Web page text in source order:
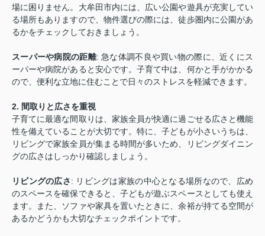
場に困りません。大牟田市内には、広い公園や遊具が充実してい
る場所もありますので、物件選びの際には、徒歩圏内に公園があ
るかをチェックしておきましょう。
スーパーや病院の距離: 急な体調不良や買い物の際に、近くにス
ーパーや病院があると安心です。子育て中は、何かと手がかかる
ので、便利な立地に住むことで日々のストレスを軽減できます。
2. 間取りと広さを重視
子育てに最適な間取りは、家族全員が快適に過ごせる広さと機能
性を備えていることが大切です。特に、子どもが小さいうちは、
リビングで家族全員が集まる時間が多いため、リビングダイニン
グの広さはしっかり確認しましょう。
リビングの広さ: リビングは家族の中心となる場所なので、広め
のスペースを確保できると、子どもが遊ぶスペースとしても使え
ます。また、ソファや家具を置いたときに、余裕が持てる空間が
あるかどうかも大切なチェックポイントです。